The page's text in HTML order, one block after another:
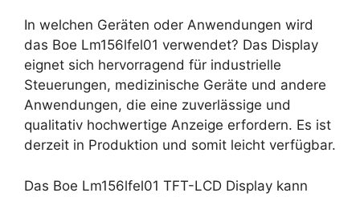
In welchen Geräten oder Anwendungen wird
das Boe Lm156lfel01 verwendet? Das Display
eignet sich hervorragend für industrielle
Steuerungen, medizinische Geräte und andere
Anwendungen, die eine zuverlässige und
qualitativ hochwertige Anzeige erfordern. Es ist
derzeit in Produktion und somit leicht verfügbar.
Das Boe Lm156lfel01 TFT-LCD Display kann